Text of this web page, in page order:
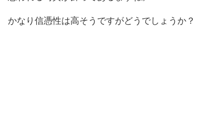
かなり信憑性は高そうですがどうでしょうか？